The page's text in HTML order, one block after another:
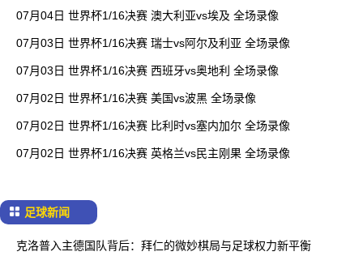
07月04日 世界杯1/16决赛 澳大利亚vs埃及 全场录像
07月03日 世界杯1/16决赛 瑞士vs阿尔及利亚 全场录像
07月03日 世界杯1/16决赛 西班牙vs奥地利 全场录像
07月02日 世界杯1/16决赛 美国vs波黑 全场录像
07月02日 世界杯1/16决赛 比利时vs塞内加尔 全场录像
07月02日 世界杯1/16决赛 英格兰vs民主刚果 全场录像
足球新闻
克洛普入主德国队背后：拜仁的微妙棋局与足球权力新平衡